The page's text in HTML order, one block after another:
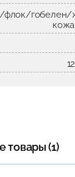
флок/гобелен/
товары (1)